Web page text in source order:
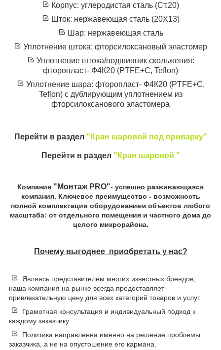
Корпус: углеродистая сталь (Ст.20)
Шток: нержавеющая сталь (20X13)
Шар: нержавеющая сталь
Уплотнение штока: фторсилоксановый эластомер
Уплотнение штока/подшипник скольжения:
фторопласт- Ф4К20 (PTFE+C, Teflon)
Уплотнение шара: фторопласт- Ф4К20 (PTFE+C,
Teflon) с дублирующим уплотнением из
фторсилоксанового эластомера
Перейти в раздел "Кран шаровой под приварку"
Перейти в раздел "Кран шаровой "
Компания "Монтаж PRO"- успешно развивающаяся
компания. Ключевое преимущество - возможность
полной комплектации оборудованием объектов любого
масштаба: от отдельного помещения и частного дома до
целого микрорайона.
Почему выгоднее приобретать у нас?
Являясь представителем многих известных брендов,
наша компания на рынке всегда предоставляет
привлекательную цену для всех категорий товаров и услуг.
Грамотная консультация и индивидуальный подход к
каждому заказчику.
Политика направленна именно на решение проблемы
заказчика, а не на опустошение его кармана.